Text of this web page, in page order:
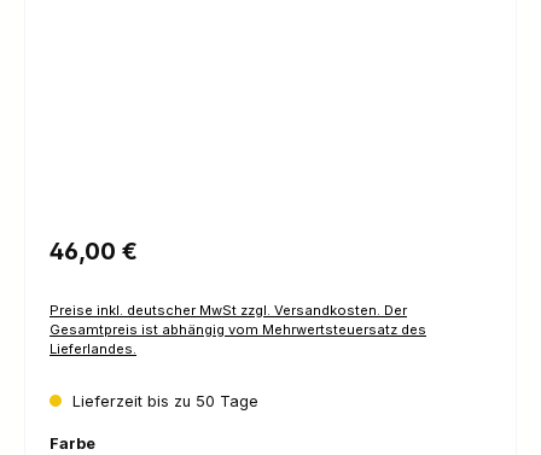
Regulärer Preis:
46,00 €
Preise inkl. deutscher MwSt zzgl. Versandkosten. Der
Gesamtpreis ist abhängig vom Mehrwertsteuersatz des
Lieferlandes.
Lieferzeit bis zu 50 Tage
Farbeauswählen